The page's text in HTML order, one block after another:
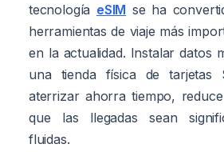
tecnología eSIM se ha
herramientas de viaje más
en la actualidad. Instalar datos
una tienda física de tarjetas
aterrizar ahorra tiempo,
que las llegadas sean
fluidas.